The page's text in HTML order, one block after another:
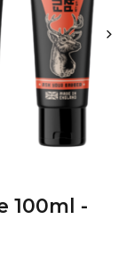
100ml -